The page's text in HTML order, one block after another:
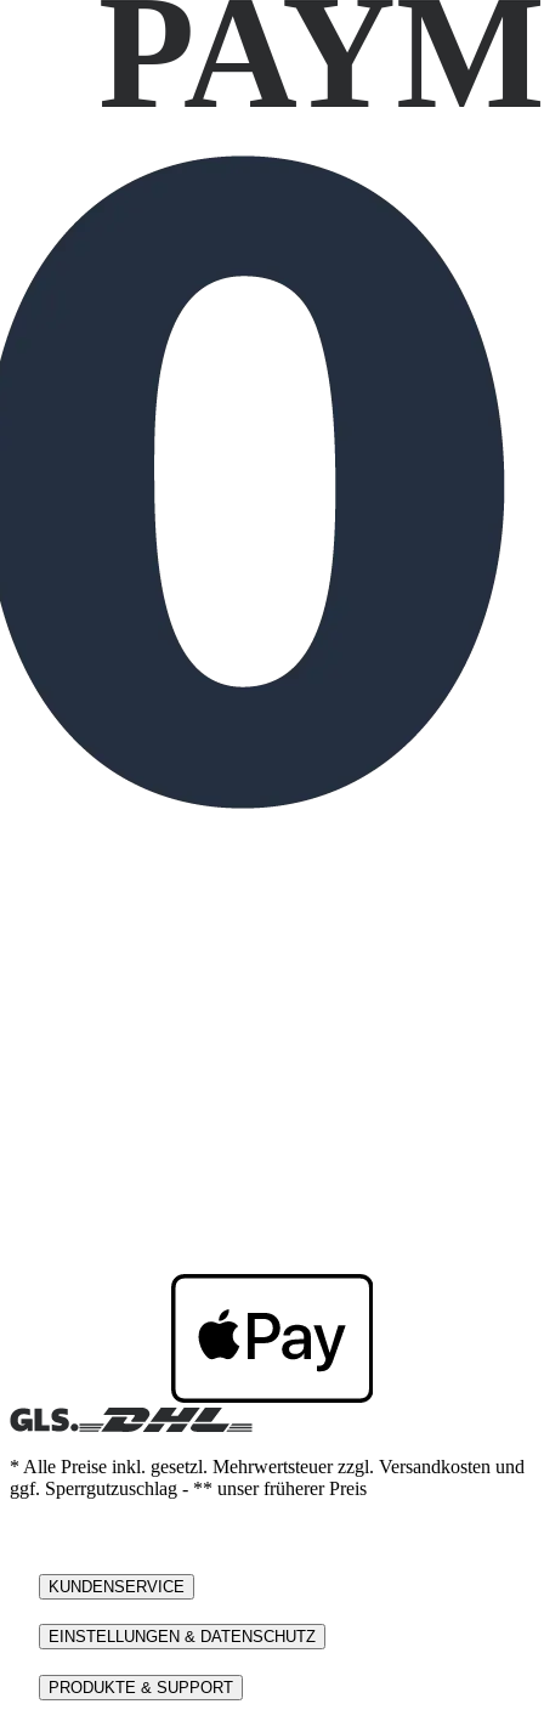
* Alle Preise inkl. gesetzl. Mehrwertsteuer zzgl. Versandkosten und
ggf. Sperrgutzuschlag - ** unser früherer Preis
KUNDENSERVICE
EINSTELLUNGEN & DATENSCHUTZ
PRODUKTE & SUPPORT